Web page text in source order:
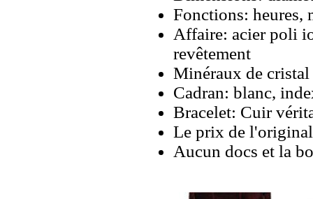
Fonctions: heures,
Affaire: acier poli
revêtement
Minéraux de cristal
Cadran: blanc,
Bracelet: Cuir
Le prix de
Aucun docs et la